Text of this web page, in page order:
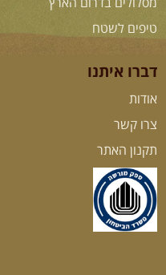
.
מסלולים בדרום הארץ
טיפים לשטח
דברו איתנו
אודות
צרו קשר
תקנון האתר